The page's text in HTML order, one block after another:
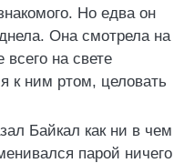
Но едва он
Она смотрела на
на свете
к ним ртом, целовать
Байкал как ни в чем
парой ничего